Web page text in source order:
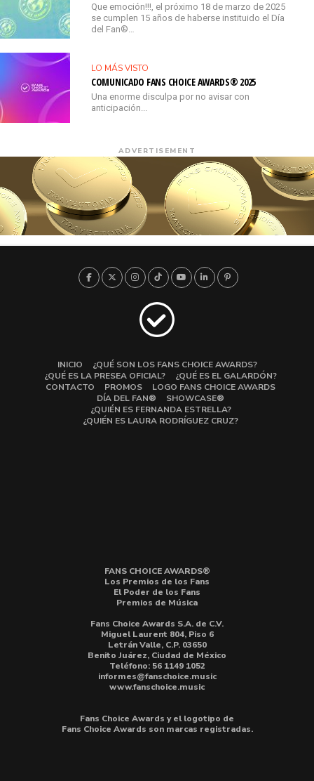
Que emoción!!!, el próximo 18 de marzo de 2025
se cumplen 15 años de haberse instituido el Día
del Fan®…
LO MÁS VISTO
COMUNICADO FANS CHOICE AWARDS® 2025
Una enorme disculpa por no avisar con
anticipación...
ADVERTISEMENT
INICIO
¿QUÉ SON LOS FANS CHOICE AWARDS?
¿QUÉ ES LA PRESEA OFICIAL?
¿QUÉ ES EL GALARDÓN?
CONTACTO
PROMOS
LOGO FANS CHOICE AWARDS
DÍA DEL FAN®
SHOWCASE®
¿QUIÉN ES FERNANDA ESTRELLA?
¿QUIÉN ES LAURA RODRÍGUEZ CRUZ?
FANS CHOICE AWARDS®
Los Premios de los Fans
El Poder de los Fans
Premios de Música
Fans Choice Awards S.A. de C.V.
Miguel Laurent 804, Piso 6
Letrán Valle, C.P. 03650
Benito Juárez, Ciudad de México
Teléfono: 56 1149 1052
informes@fanschoice.music
www.fanschoice.music
Fans Choice Awards y el logotipo de
Fans Choice Awards son marcas registradas.